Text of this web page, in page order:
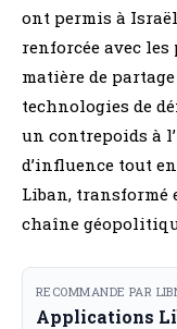
ont permis à
renforcée avec les
matière de
technologies de
un contrepoids à
d’influence tout
Liban,
chaîne
RECOMMANDE PAR
Applications